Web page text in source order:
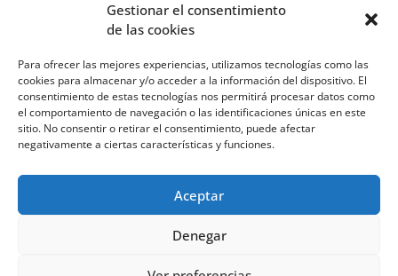
Gestionar el consentimiento
de las cookies
Para ofrecer las mejores experiencias, utilizamos tecnologías como las
cookies para almacenar y/o acceder a la información del dispositivo. El
consentimiento de estas tecnologías nos permitirá procesar datos como
el comportamiento de navegación o las identificaciones únicas en este
sitio. No consentir o retirar el consentimiento, puede afectar
negativamente a ciertas características y funciones.
Aceptar
Denegar
Quienes somos
COLABORA
Añadir Evento